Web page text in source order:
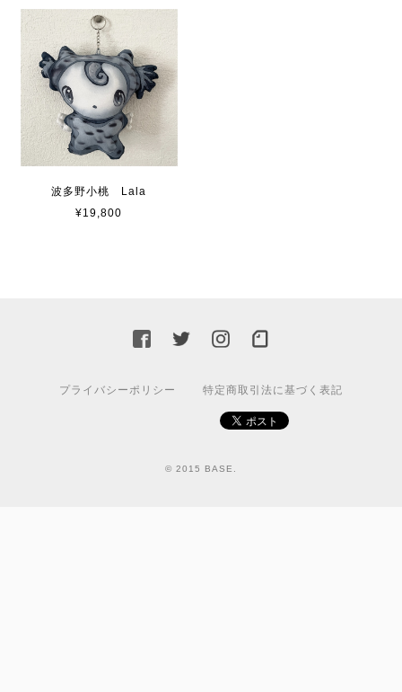
波多野小桃 Lala
¥19,800
プライバシーポリシー 特定商取引法に基づく表記
© 2015 BASE.